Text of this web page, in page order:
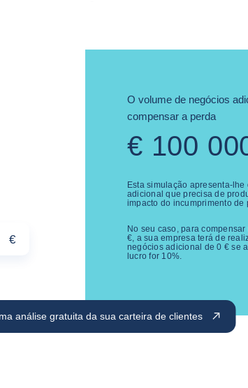
10,000
€
O volume de negócios
compensar a perda
€ 100
Esta simulação apresenta-
adicional que precisa de
impacto do incumprimento de
No seu caso, para
€, a sua empresa terá de
negócios adicional de0 € se
lucro for 10%.
análise gratuita da sua carteira de clientes